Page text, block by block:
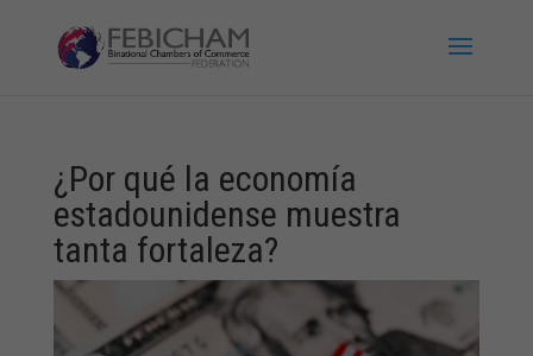
¿Por qué la economía
estadounidense muestra
tanta fortaleza?